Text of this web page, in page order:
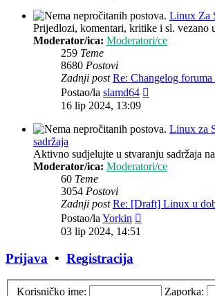
Linux Za
Prijedlozi, komentari, kritike i sl. vezano
Moderator/ica: Moderatori/ce
259 Teme
8680 Postovi
Zadnji post Re: Changelog foruma
Postao/la slamd64
16 lip 2024, 13:09
Linux za
sadržaja
Aktivno sudjelujte u stvaranju sadržaja
Moderator/ica: Moderatori/ce
60 Teme
3054 Postovi
Zadnji post Re: [Draft] Linux u
Postao/laYorkin
03 lip 2024, 14:51
Prijava • Registracija
Korisničko ime:
Zaporka: